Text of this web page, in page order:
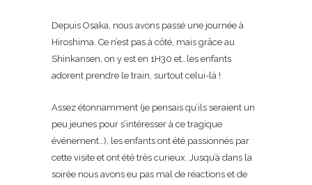
Depuis Osaka, nous avons passé une journée à
Hiroshima. Ce n’est pas à côté, mais grâce au
Shinkansen, on y est en 1H30 et…les enfants
adorent prendre le train, surtout celui-là !
Assez étonnamment (je pensais qu’ils seraient un
peu jeunes pour s’intéresser à ce tragique
événement…), les enfants ont été passionnés par
cette visite et ont été très curieux. Jusqu’à dans la
soirée nous avons eu pas mal de réactions et de